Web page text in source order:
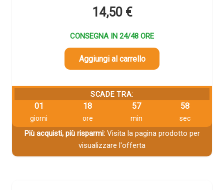
14,50 €
CONSEGNA IN 24/48 ORE
Aggiungi al carrello
SCADE TRA:
01
giorni
18
ore
57
min
58
sec
Più acquisti, più risparmi:Visita la pagina prodotto per
visualizzare l'offerta